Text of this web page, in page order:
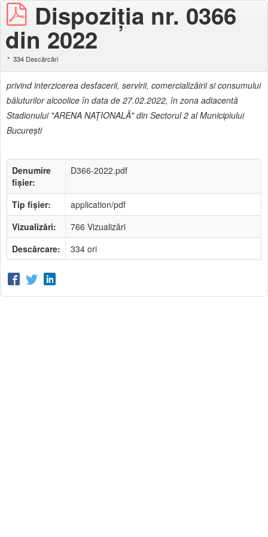
Dispoziţia nr. 0366
din 2022
334 Descărcări
privind interzicerea desfacerii, servirii, comercializăirii si consumului
băluturilor alcoolice în data de 27.02.2022, în zona adiacentă
Stadionului "ARENA NAŢIONALĂ" din Sectorul 2 al Municipiului
Bucureşti
Denumire
fișier:
D366-2022.pdf
Tip fișier:
application/pdf
Vizualizări:
766 Vizualizări
Descărcare:
334 ori